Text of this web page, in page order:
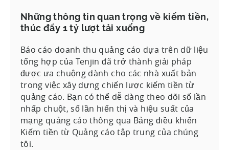
Những thông tin quan trọng về kiếm tiền,
thúc đẩy 1 tỷ lượt tải xuống
Báo cáo doanh thu quảng cáo dựa trên dữ liệu
tổng hợp của Tenjin đã trở thành giải pháp
được ưa chuộng dành cho các nhà xuất bản
trong việc xây dựng chiến lược kiếm tiền từ
quảng cáo. Bạn có thể dễ dàng theo dõi số lần
nhấp chuột, số lần hiển thị và hiệu suất của
mạng quảng cáo thông qua Bảng điều khiển
Kiếm tiền từ Quảng cáo tập trung của chúng
tôi.